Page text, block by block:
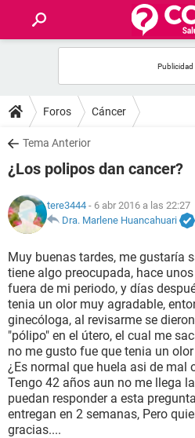
FOROS
SALUD
FAMILIA
NUTRICIÓN
BIENESTAR
SEXUALIDAD
GLOSARIO
Foros Cáncer
Tema Anterior
¿Los polipos dan cancer?
tere3444 - 6 abr 2016 a las 22:27
Dra. Marlene Huancahuari
Muy buenas tardes, me gustaría
tiene algo preocupada, hace
fuera de mi periodo, y días
tenia un olor muy agradable,
ginecóloga, al revisarme se
"pólipo" en el útero, el cual me
no me gusto fue que tenia un
¿Es normal que huela asi de mal
Tengo 42 años aun no me llega
puedan responder a esta
entregan en 2 semanas, Pero
gracias....